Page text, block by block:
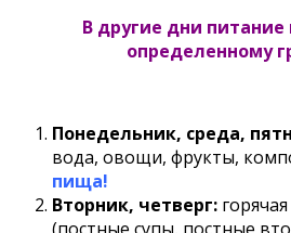
В другие дни питание
определенному
Понедельник, среда,
вода, овощи, фрукты,
пища!
Вторник, четверг: